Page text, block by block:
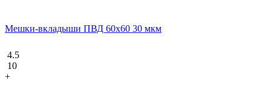
Мешки-вкладыши ПВД 60x60 30 мкм
4.5
10
+